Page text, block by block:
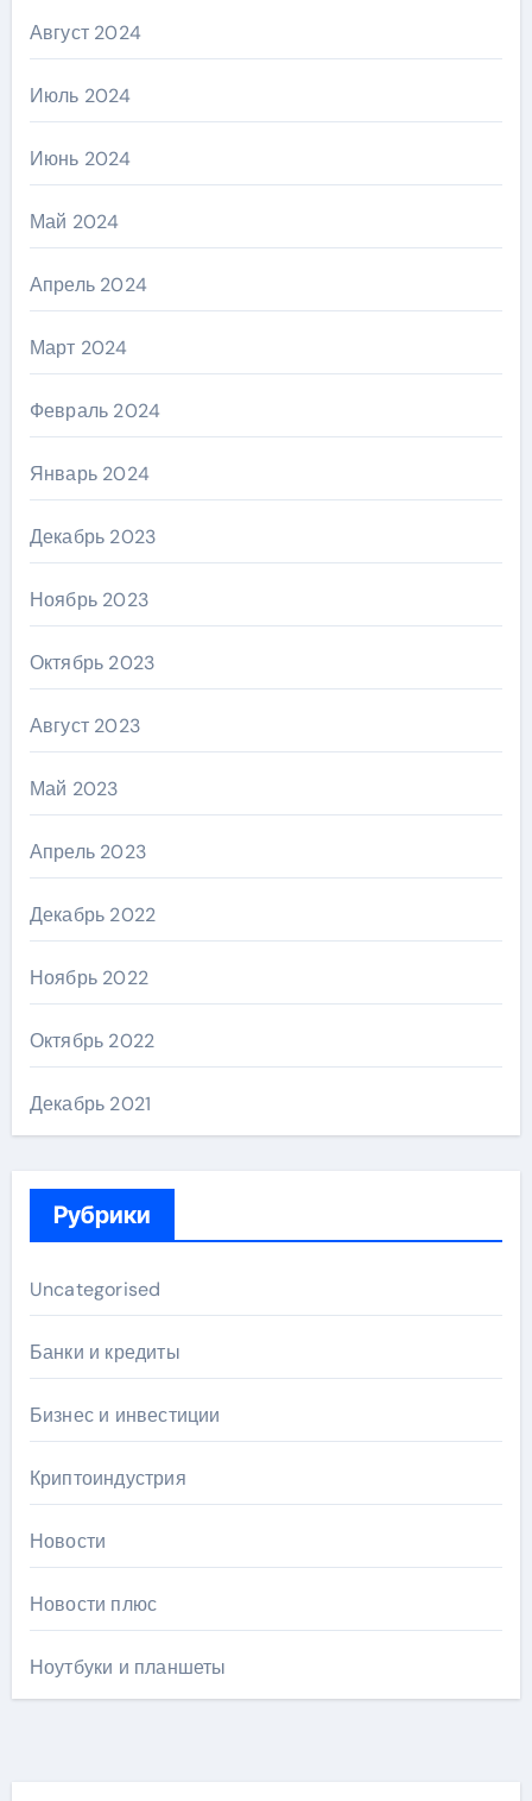
Август 2024
Июль 2024
Июнь 2024
Май 2024
Апрель 2024
Март 2024
Февраль 2024
Январь 2024
Декабрь 2023
Ноябрь 2023
Октябрь 2023
Август 2023
Май 2023
Апрель 2023
Декабрь 2022
Ноябрь 2022
Октябрь 2022
Декабрь 2021
Рубрики
Uncategorised
Банки и кредиты
Бизнес и инвестиции
Криптоиндустрия
Новости
Новости плюс
Ноутбуки и планшеты